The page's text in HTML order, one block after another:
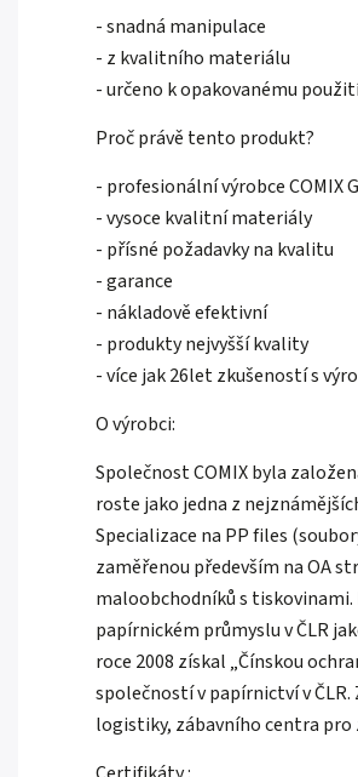
- snadná manipulace
- z kvalitního materiálu
- určeno k opakovanému
Proč právě tento produkt?
- profesionální výrobce COMIX
- vysoce kvalitní materiály
- přísné požadavky na kvalitu
- garance
- nákladově efektivní
- produkty nejvyšší kvality
- více jak 26let zkušeností s
O výrobci:
Společnost COMIX byla
roste jako jedna z
Specializace na PP files
zaměřenou především na OA
maloobchodníků s
papírnickém průmyslu v ČLR
roce 2008 získal „Čínskou
společností v papírnictví v ČLR.
logistiky, zábavního centra pro